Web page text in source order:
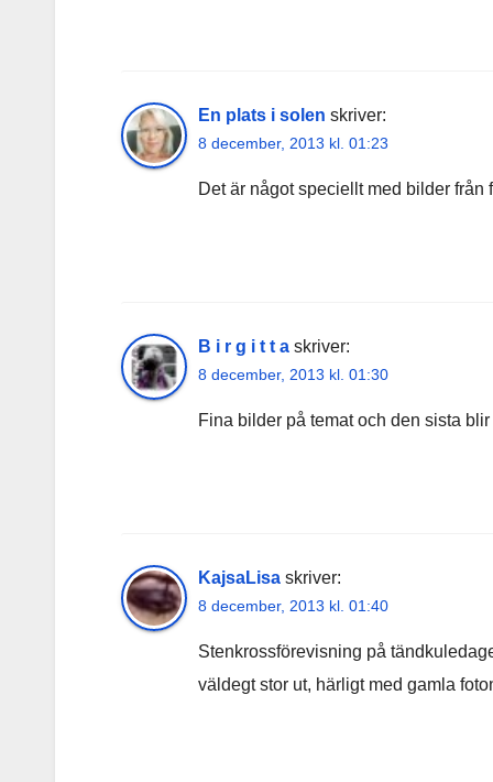
En plats i solen skriver:
8 december, 2013 kl. 01:23
Det är något speciellt med bilder från
B i r g i t t a skriver:
8 december, 2013 kl. 01:30
Fina bilder på temat och den sista
KajsaLisa skriver:
8 december, 2013 kl. 01:40
Stenkrossförevisning på
väldegt stor ut, härligt med gamla